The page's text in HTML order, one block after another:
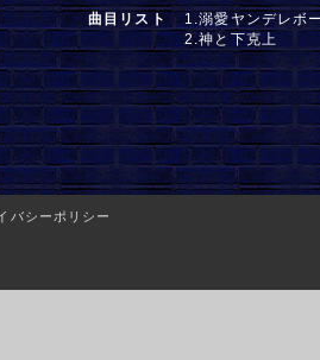
曲目リスト
1.溺愛ヤンデレボ
2.神と下克上
バシーポリシー